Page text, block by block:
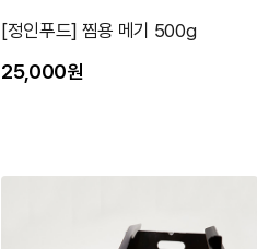
[정인푸드] 찜용 메기 500g
25,000원